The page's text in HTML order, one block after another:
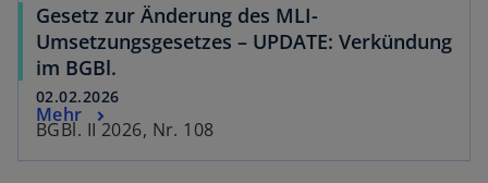
Gesetz zur Änderung des MLI-
Umsetzungsgesetzes – UPDATE: Verkündung
im BGBl.
02.02.2026
BGBl. II 2026, Nr. 108
Mehr